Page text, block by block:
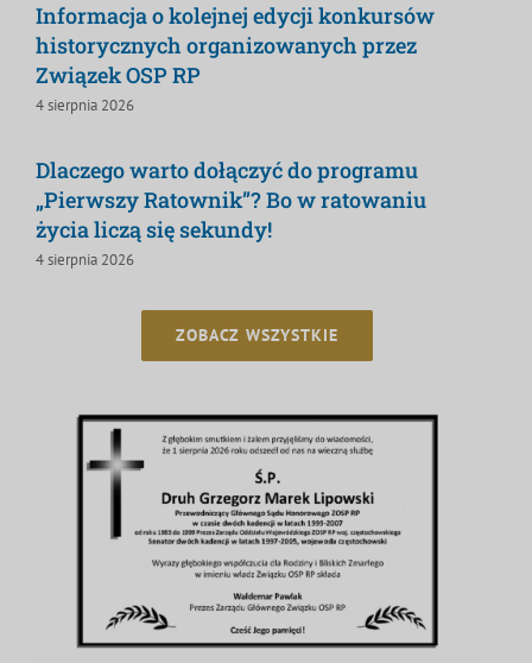
Informacja o kolejnej edycji konkursów
historycznych organizowanych przez
Związek OSP RP
4 sierpnia 2026
Dlaczego warto dołączyć do programu
„Pierwszy Ratownik”? Bo w ratowaniu
życia liczą się sekundy!
4 sierpnia 2026
ZOBACZ WSZYSTKIE